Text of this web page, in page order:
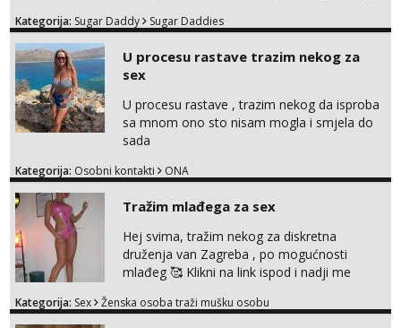
otvorena, komunikativna, zgodna i atraktivna
markodalic37@gmail.com
Kategorija: Sugar Daddy Sugar Daddies
U procesu rastave trazim nekog za
sex
U procesu rastave , trazim nekog da isproba
sa mnom ono sto nisam mogla i smjela do
sada
Kategorija: Osobni kontakti ONA
Tražim mlađega za sex
Hej svima, tražim nekog za diskretna
druženja van Zagreba , po mogućnosti
mlađeg 🥰 Klikni na link ispod i nadji me
Kategorija: Sex Ženska osoba traži mušku osobu